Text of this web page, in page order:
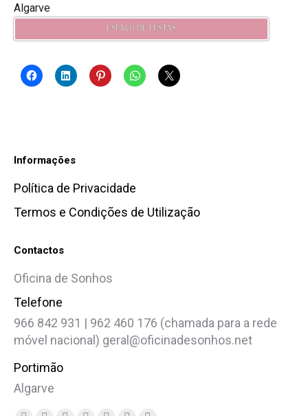
Algarve
ESPAÇO DE FESTAS
Informações
Política de Privacidade
Termos e Condições de Utilização
Contactos
Oficina de Sonhos
Telefone
966 842 931 | 962 460 176 (chamada para a rede
móvel nacional) geral@oficinadesonhos.net
Portimão
Algarve